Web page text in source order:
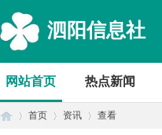
泗阳信息社
网站首页 热点新闻
首页 资讯 查看